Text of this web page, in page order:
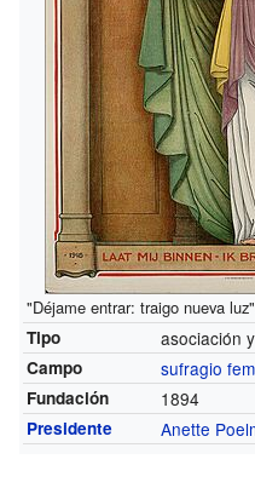
"Déjame entrar: traigo nueva
Tipo
asociación
Campo sufragio
Fundación 1894
Presidente Anette